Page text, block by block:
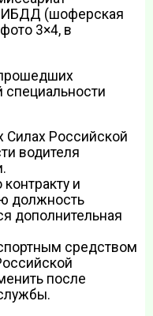
(шоферская
3×4, в
специальности
Российской
водителя
и
должность
дополнительная
средством
после